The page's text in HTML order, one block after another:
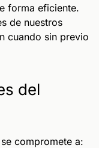
forma eficiente.
de nuestros
cuando sin previo
del
compromete a: